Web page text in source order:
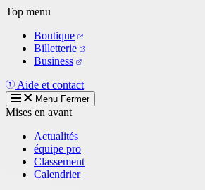
Aller
contenu
principal
Top menu
Boutique
Billetterie
Business
Aide et contact
Menu Fermer
Mises en avant
Actualités
équipe pro
Classement
Calendrier